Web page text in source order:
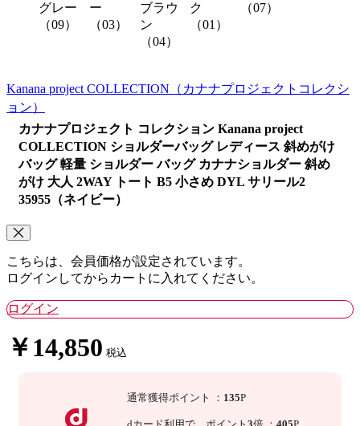
グレー
（09）
ー
（03）
ブラウ
ン
（04）
ク
（01）
（07）
Kanana project COLLECTION （カナナプロジェクトコレクシ
ョン）
カナナプロジェクト コレクション Kanana project
COLLECTION ショルダーバッグ レディース 斜めがけ
バッグ 軽量 ショルダー バッグ カナナショルダー 斜め
がけ 大人 2WAY トート B5 小さめ DYL サリール2
35955（ネイビー）
こちらは、会員価格が設定されています。
ログインしてからカートに入れてください。
ログイン
￥14,850 税込
通常獲得ポイント ： 135P